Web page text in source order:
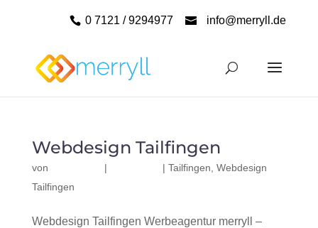
0 7121 / 9294977 info@merryll.de
Webdesign Tailfingen
von | | Tailfingen Webdesign
Tailfingen
Webdesign Tailfingen Werbeagentur merryll –